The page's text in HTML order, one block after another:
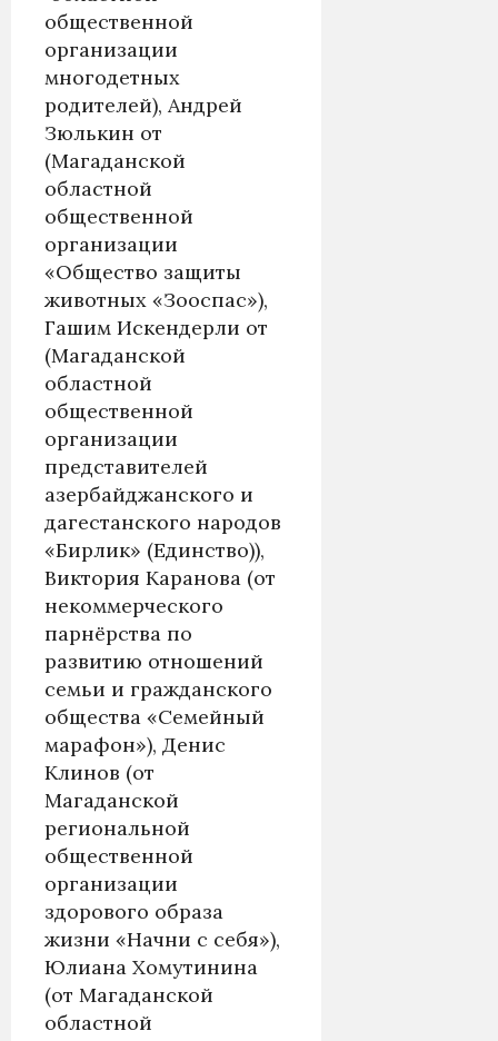
общественной
организации
многодетных
родителей), Андрей
Зюлькин от
(Магаданской
областной
общественной
организации
«Общество защиты
животных «Зооспас»),
Гашим Искендерли от
(Магаданской
областной
общественной
организации
представителей
азербайджанского и
дагестанского народов
«Бирлик» (Единство)),
Виктория Каранова (от
некоммерческого
парнёрства по
развитию отношений
семьи и гражданского
общества «Семейный
марафон»), Денис
Клинов (от
Магаданской
региональной
общественной
организации
здорового образа
жизни «Начни с себя»),
Юлиана Хомутинина
(от Магаданской
областной